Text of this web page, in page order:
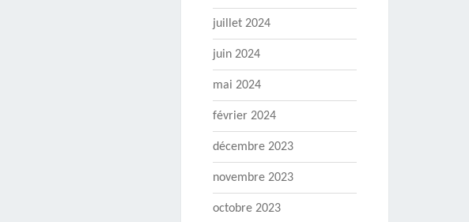
juillet 2024
juin 2024
mai 2024
février 2024
décembre 2023
novembre 2023
octobre 2023